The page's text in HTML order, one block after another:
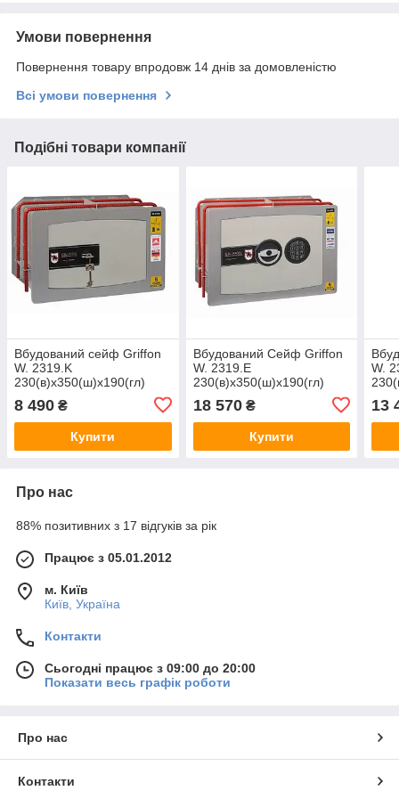
Умови повернення
Повернення товару впродовж 14 днів за домовленістю
Всі умови повернення
Подібні товари компанії
Вбудований сейф Griffon
W. 2319.K
230(в)х350(ш)х190(гл)
(сейф вбудований в стіну,
тайник)
8 490 ₴
Купити
Вбудований Сейф Griffon
W. 2319.E
230(в)х350(ш)х190(гл)
(сейф вбудований в стіну,
тайник)
18 570₴
Купити
W.
13
Про нас
88% позитивних з 17 відгуків за рік
Працює з 05.01.2012
м. Київ
Київ, Україна
Контакти
Сьогодні працює з 09:00 до 20:00
Показати весь графік роботи
Про нас
Контакти